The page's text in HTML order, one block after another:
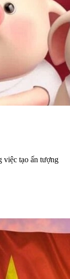
việc tạo ấn tượng